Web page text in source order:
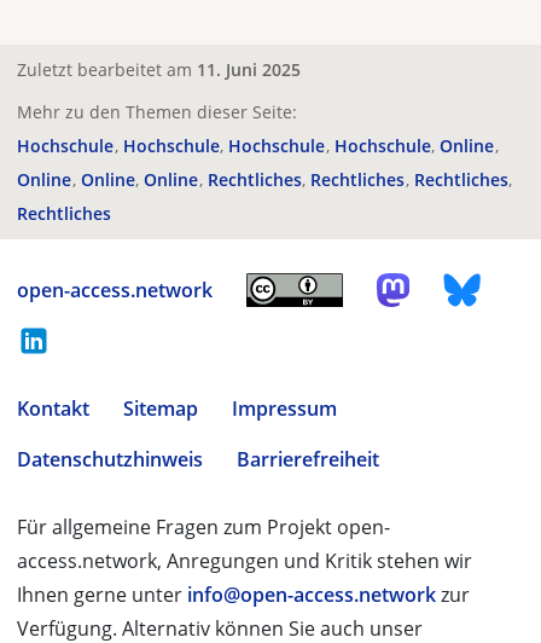
Zuletzt bearbeitet am 11. Juni 2025
Mehr zu den Themen dieser Seite:
Hochschule Hochschule Hochschule Hochschule Online
Online Online Online Rechtliches Rechtliches Rechtliches
Rechtliches
open-access.network
Kontakt Sitemap
Impressum
Datenschutzhinweis
Barrierefreiheit
Für allgemeine Fragen zum Projekt open-
access.network, Anregungen und Kritik stehen wir
Ihnen gerne unter info@open-access.networkzur
Verfügung. Alternativ können Sie auch unser